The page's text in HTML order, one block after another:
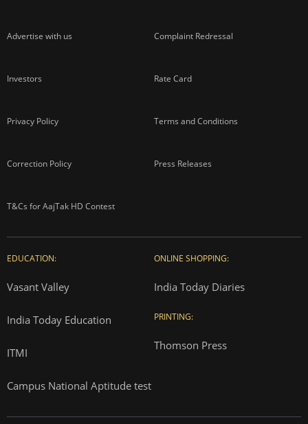
Advertise with us Complaint Redressal
Investors Rate Card
Privacy Policy Terms and Conditions
Correction Policy Press Releases
T&Cs for AajTak HD Contest
EDUCATION:
Vasant Valley
India Today Education
ITMI
Campus National Aptitude test
ONLINE SHOPPING:
India Today Diaries
PRINTING:
Thomson Press